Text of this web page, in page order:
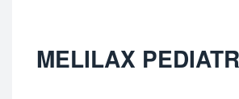
MELILAX